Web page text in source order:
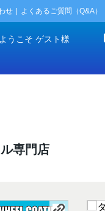
せ よくあるご質問（Q&A）
ようこそ ゲスト様
専門店